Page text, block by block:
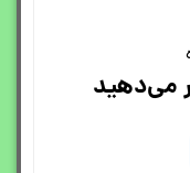
می‌دهید